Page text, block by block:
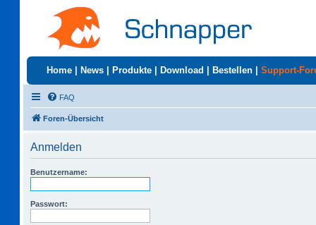
Home News Produkte Download Bestellen Support-
FAQ
Foren-Übersicht
Anmelden
Benutzername:
Passwort: